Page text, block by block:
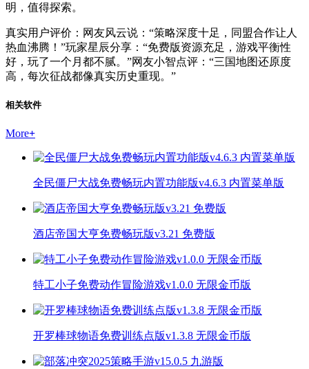
明，值得探索。
真实用户评价：网友风云说：“策略深度十足，同盟合作让人
热血沸腾！”玩家星辰分享：“免费版资源充足，游戏平衡性
好，玩了一个月都不腻。”网友小智点评：“三国地图还原度
高，每次征战都像真实历史重现。”
相关软件
More+
全民僵尸大战免费畅玩内置功能版v4.6.3 内置菜单版
酒店帝国大亨免费畅玩版v3.21 免费版
特工小子免费动作冒险游戏v1.0.0 无限金币版
开罗棒球物语免费训练点版v1.3.8 无限金币版